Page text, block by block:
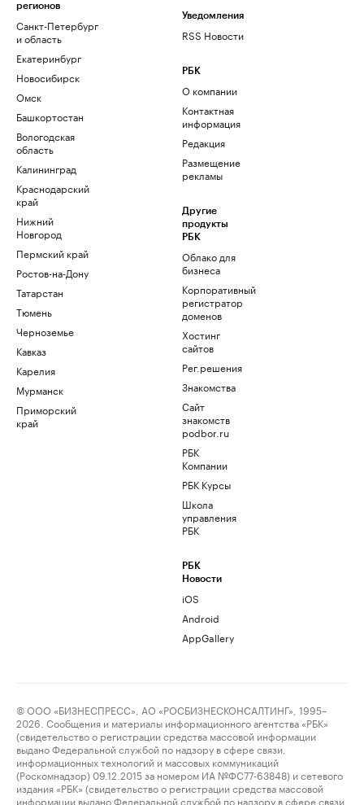
регионов
Санкт-Петербург
и область
Екатеринбург
Новосибирск
Омск
Башкортостан
Вологодская
область
Калининград
Краснодарский
край
Нижний
Новгород
Пермский край
Ростов-на-Дону
Татарстан
Тюмень
Черноземье
Кавказ
Карелия
Мурманск
Приморский
край
Уведомления
RSS Новости
РБК
О компании
Контактная
информация
Редакция
Размещение
рекламы
Другие
продукты
РБК
Облако для
бизнеса
Корпоративный
регистратор
доменов
Хостинг
сайтов
Рег.решения
Знакомства
Сайт
знакомств
podbor.ru
РБК
Компании
РБК Курсы
Школа
управления
РБК
РБК
Новости
iOS
Android
AppGallery
© ООО «БИЗНЕСПРЕСС», АО «РОСБИЗНЕСКОНСАЛТИНГ», 1995–
2026. Сообщения и материалы информационного агентства «РБК»
(свидетельство о регистрации средства массовой информации
выдано Федеральной службой по надзору в сфере связи,
информационных технологий и массовых коммуникаций
(Роскомнадзор) 09.12.2015 за номером ИА №ФС77-63848) и сетевого
издания «РБК» (свидетельство о регистрации средства массовой
информации выдано Федеральной службой по надзору в сфере связи,